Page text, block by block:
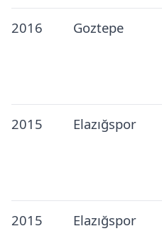
2016 Goztepe
2015 Elazığspor
2015 Elazığspor